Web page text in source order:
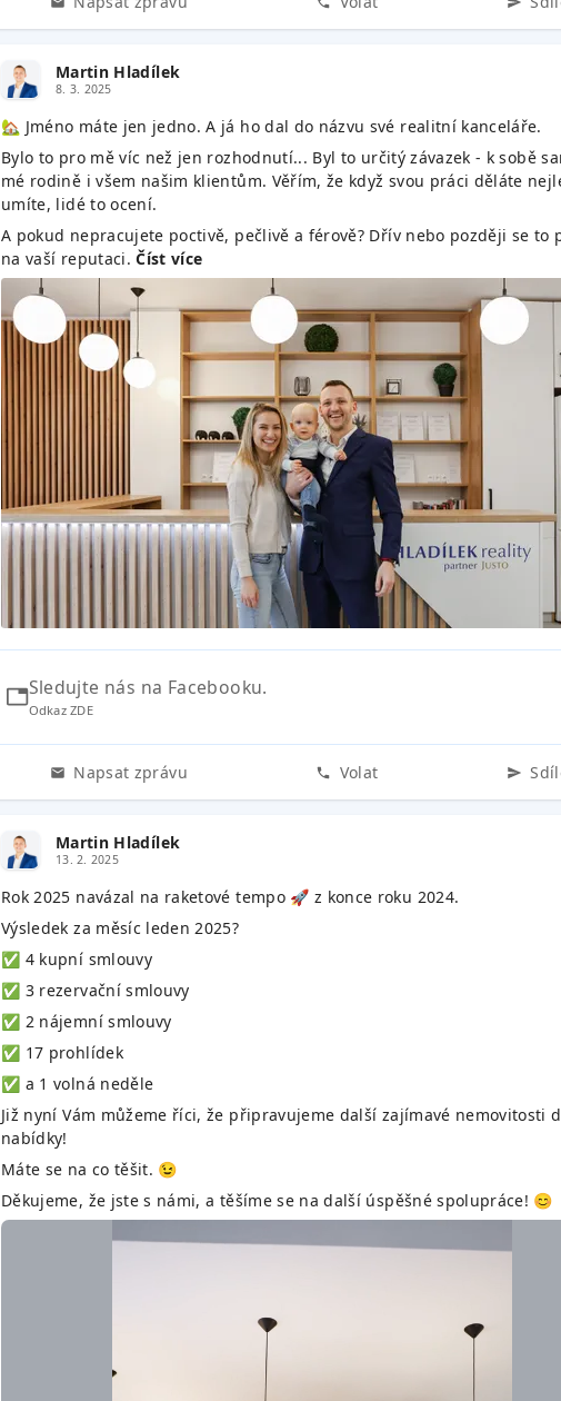
Martin Hladílek
8. 3. 2025
🏡 Jméno máte jen jedno. A já ho dal do názvu své realitní kanceláře.
Bylo to pro mě víc než jen rozhodnutí... Byl to určitý závazek - k sobě
mé rodině i všem našim klientům. Věřím, že když svou práci děláte
umíte, lidé to ocení.
A pokud nepracujete poctivě, pečlivě a férově? Dřív nebo později se to
na vaší reputaci.Číst více
Sledujte nás na Facebooku.
Odkaz ZDE
Napsat zprávu Volat
Martin Hladílek
13. 2. 2025
Rok 2025 navázal na raketové tempo 🚀 z konce roku 2024.
Výsledek za měsíc leden 2025?
✅ 4 kupní smlouvy
✅ 3 rezervační smlouvy
✅ 2 nájemní smlouvy
✅ 17 prohlídek
✅ a 1 volná neděle
Již nyní Vám můžeme říci, že připravujeme další zajímavé nemovitosti
nabídky!
Máte se na co těšit. 😉
Děkujeme, že jste s námi, a těšíme se na další úspěšné spolupráce! 😊